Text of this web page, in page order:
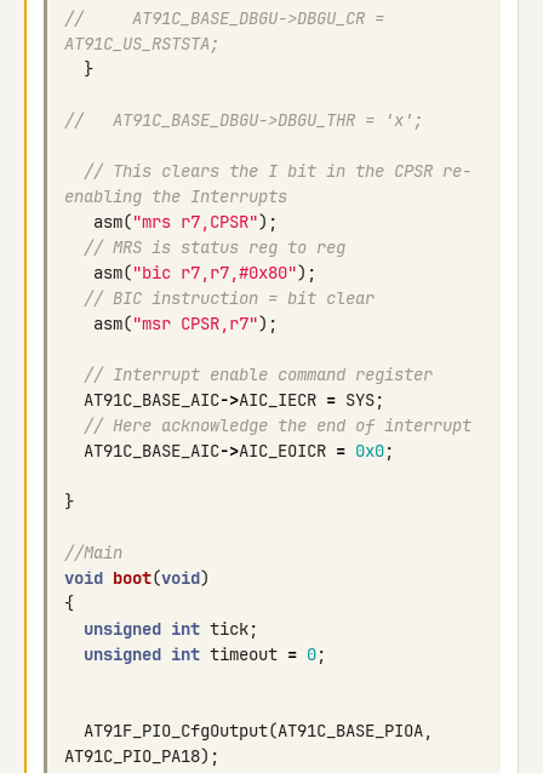
//     AT91C_BASE_DBGU->DBGU_CR =
AT91C_US_RSTSTA;
}
//   AT91C_BASE_DBGU->DBGU_THR = 'x';
// This clears the I bit in the CPSR re-
enabling the Interrupts
asm("mrs r7,CPSR");
// MRS is status reg to reg
asm("bic r7,r7,#0x80");
// BIC instruction = bit clear
asm("msr CPSR,r7");
// Interrupt enable command register
AT91C_BASE_AIC->AIC_IECR = SYS;
// Here acknowledge the end of interrupt
AT91C_BASE_AIC->AIC_EOICR = 0x0;
}
//Main
void boot(void)
{
unsigned int tick;
unsigned int timeout = 0;
AT91F_PIO_CfgOutput(AT91C_BASE_PIOA,
AT91C_PIO_PA18);